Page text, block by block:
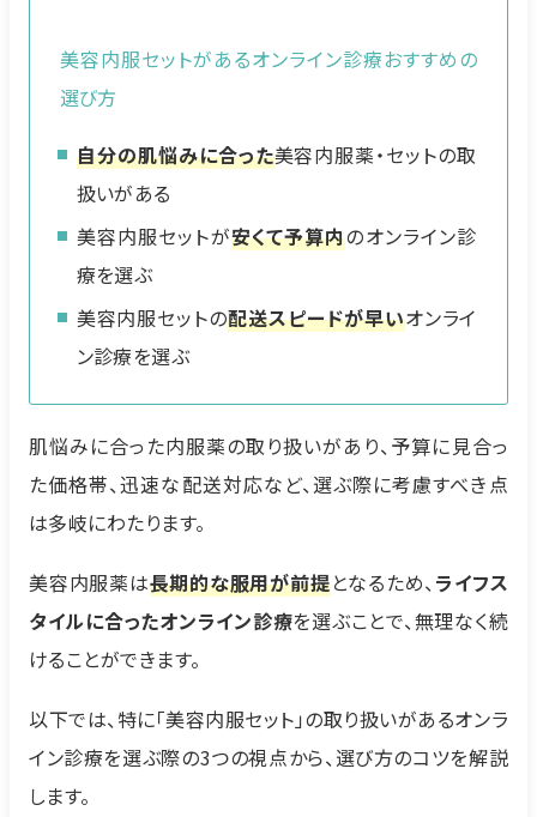
美容内服セットがあるオンライン診療おすすめの
選び方
自分の肌悩みに合った美容内服薬・セットの取
扱いがある
美容内服セットが安くて予算内のオンライン診
療を選ぶ
美容内服セットの配送スピードが早いオンライ
ン診療を選ぶ
肌悩みに合った内服薬の取り扱いがあり、予算に見合っ
た価格帯、迅速な配送対応など、選ぶ際に考慮すべき点
は多岐にわたります。
美容内服薬は長期的な服用が前提となるため、ライフス
タイルに合ったオンライン診療を選ぶことで、無理なく続
けることができます。
以下では、特に「美容内服セット」の取り扱いがあるオンラ
イン診療を選ぶ際の3つの視点から、選び方のコツを解説
します。